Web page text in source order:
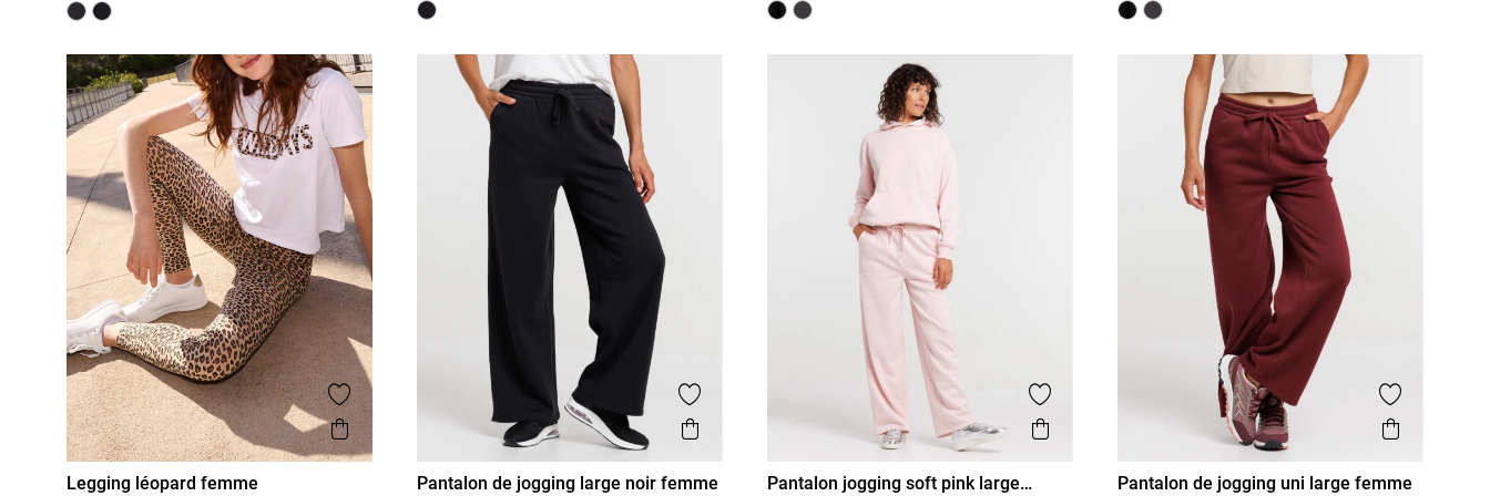
Ajouter aux favoris
Aperçu rapide
Legging léopard femme
Ajouter aux favoris
Aperçu rapide
Pantalon de jogging large noir femme
Ajouter aux favoris
Aperçu rapide
Pantalon jogging soft pink large
Ajouter
Aperçu
Pantalon de jogging uni large femme